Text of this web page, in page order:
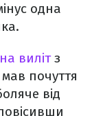
одна
вилітз
почуття
від